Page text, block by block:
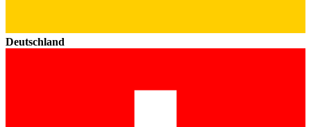
Deutschland